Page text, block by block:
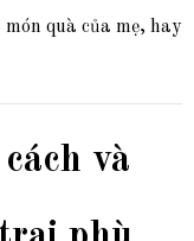
quà của mẹ, hay
và